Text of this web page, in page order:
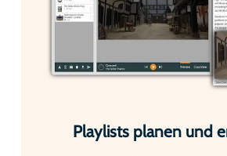
Playlists planen und